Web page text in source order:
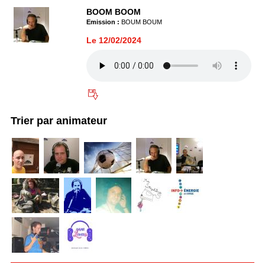
BOOM BOOM
Emission : BOUM BOUM
Le 12/02/2024
Trier par animateur